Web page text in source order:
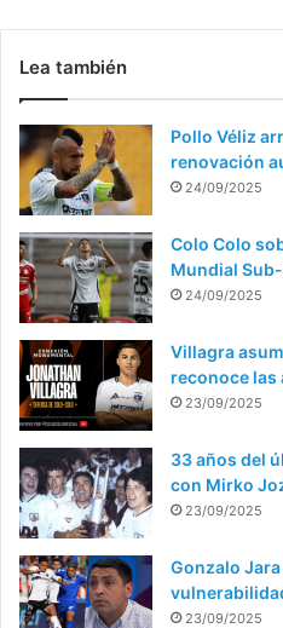
Lea también
Pollo Véliz
renovación
24/09/2025
Colo Colo
Mundial
24/09/2025
Villagra
reconoce
23/09/2025
33 años del
con Mirko
23/09/2025
Gonzalo
23/09/2025